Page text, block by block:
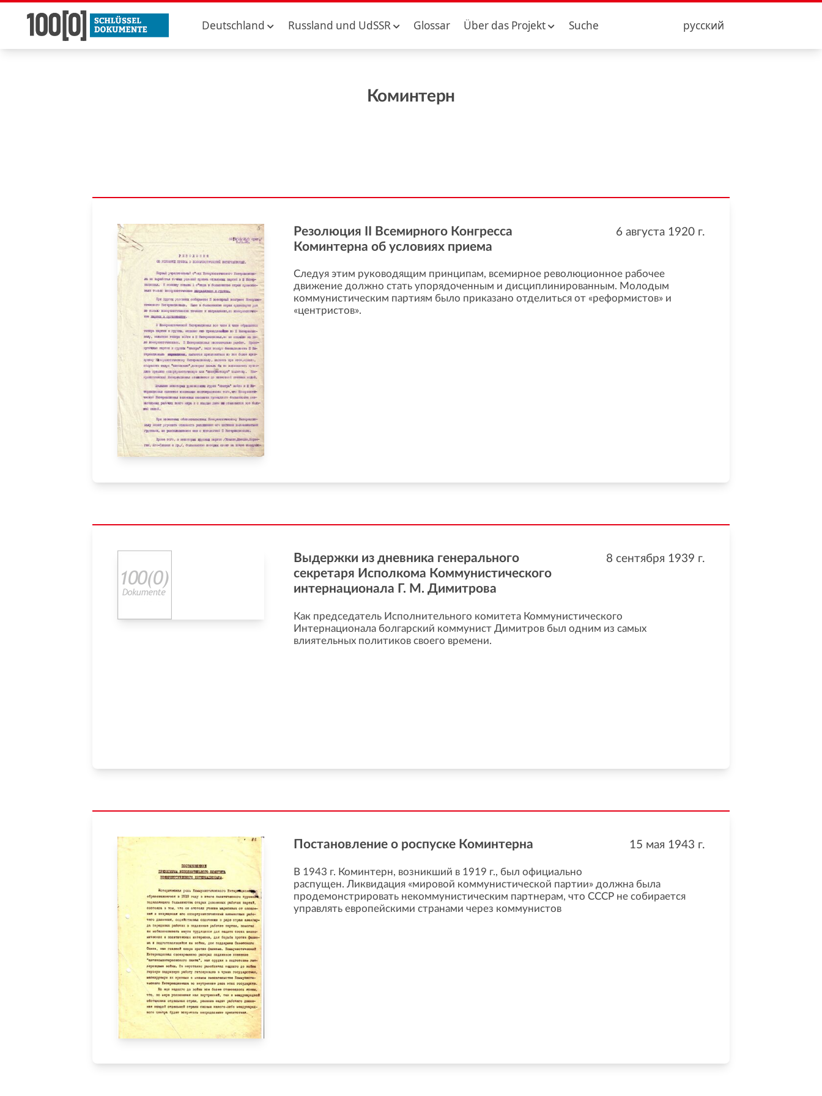
Deutschland Russland und UdSSR Glossar Über das Projekt Suche русский
Коминтерн
6 августа 1920г.
Резолюция II Всемирного Конгресса
Коминтерна об условиях приема
Следуя этим руководящим принципам, всемирное революционное рабочее
движение должно стать упорядоченным и дисциплинированным. Молодым
коммунистическим партиям было приказано отделиться от «реформистов» и
«центристов».
8 сентября 1939 г.
Выдержки из дневника генерального
секретаря Исполкома Коммунистического
интернационала Г. М. Димитрова
Как председатель Исполнительного комитета Коммунистического
Интернационала болгарский коммунист Димитров был одним из самых
влиятельных политиков своего времени.
15 мая 1943 г.
Постановление о роспуске Коминтерна
В 1943 г. Коминтерн, возникший в 1919 г., был официально
распущен. Ликвидация «мировой коммунистической партии» должна была
продемонстрировать некоммунистическим партнерам, что СССР не собирается
управлять европейскими странами через коммунистов